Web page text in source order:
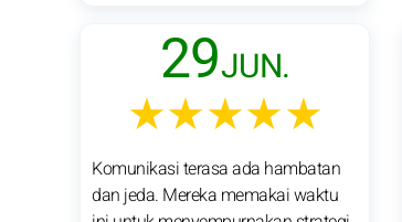
29JUN.
★★★★★
Komunikasi terasa ada hambatan
dan jeda. Mereka memakai waktu